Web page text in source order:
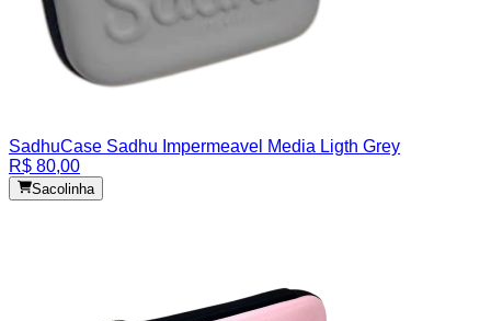
SadhuCase Sadhu Impermeavel Media Ligth Grey
R$ 80,00
Sacolinha